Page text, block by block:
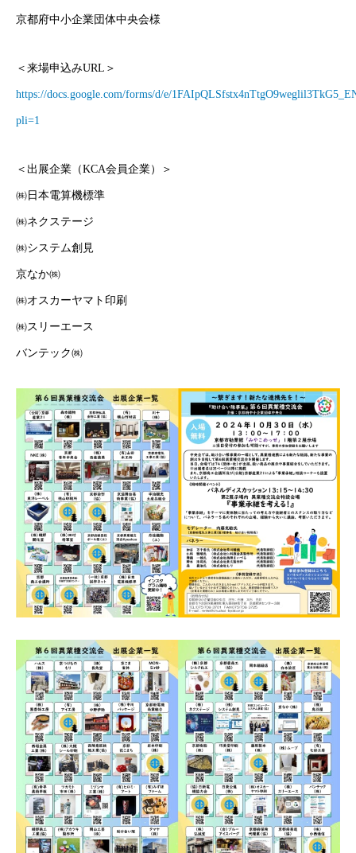
京都府中小企業団体中央会様
＜来場申込みURL＞
https://docs.google.com/forms/d/e/
pli=1
＜出展企業（KCA会員企業）＞
㈱日本電算機標準
㈱ネクステージ
㈱システム創見
京なか㈱
㈱オスカーヤマト印刷
㈱スリーエース
バンテック㈱